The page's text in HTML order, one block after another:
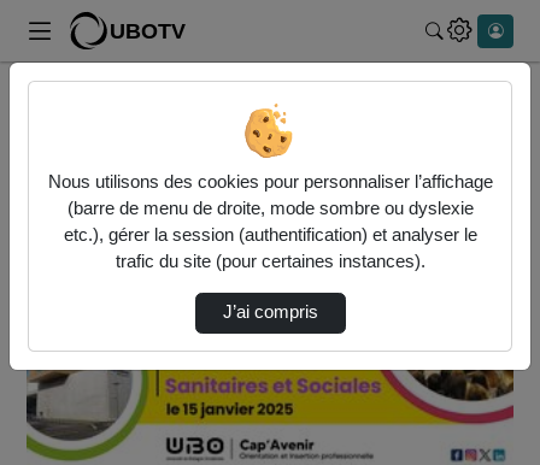
UBOTV
Insta' Fac Sciences Sanitaires et Sociales d…
Lire
la
Nous utilisons des cookies pour personnaliser l’affichage
(barre de menu de droite, mode sombre ou dyslexie
etc.), gérer la session (authentification) et analyser le
trafic du site (pour certaines instances).
J’ai compris